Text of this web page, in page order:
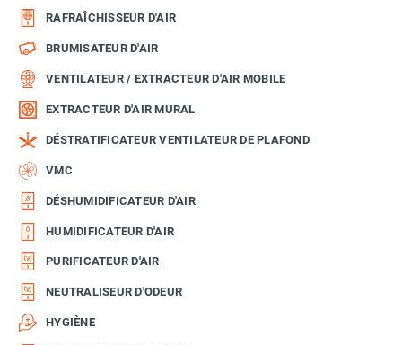
RAFRAÎCHISSEUR D'AIR
BRUMISATEUR D'AIR
VENTILATEUR / EXTRACTEUR D'AIR MOBILE
EXTRACTEUR D'AIR MURAL
DÉSTRATIFICATEUR VENTILATEUR DE PLAFOND
VMC
DÉSHUMIDIFICATEUR D'AIR
HUMIDIFICATEUR D'AIR
PURIFICATEUR D'AIR
NEUTRALISEUR D'ODEUR
HYGIÈNE